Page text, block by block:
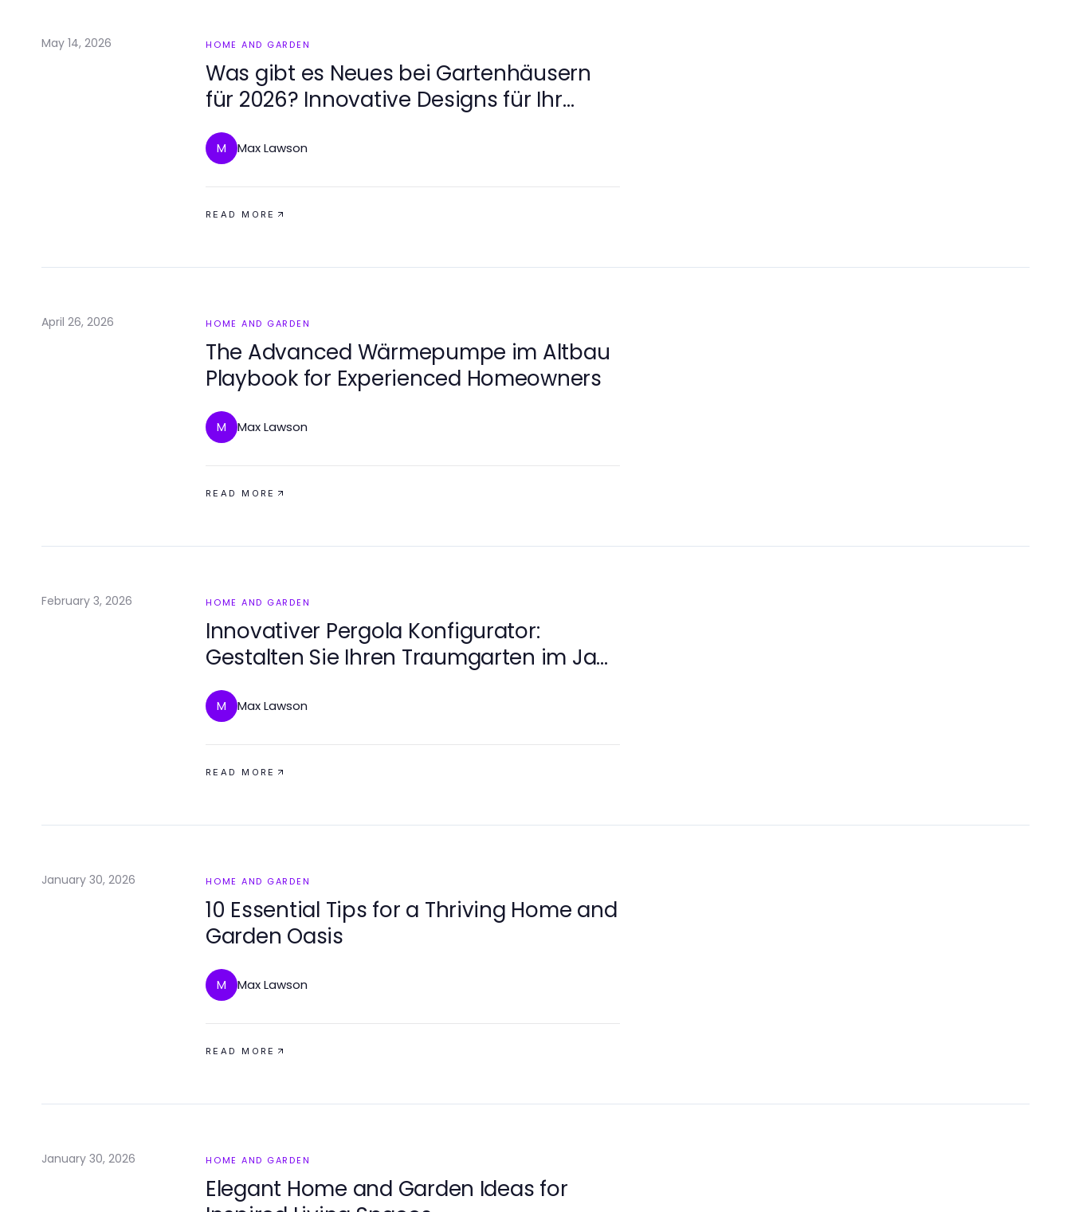
May 14, 2026 HOME AND GARDEN
Was gibt es Neues bei Gartenhäusern
für 2026? Innovative Designs für Ihr
Traumhaus
M Max Lawson
READ MORE
April 26, 2026 HOME AND GARDEN
The Advanced Wärmepumpe im Altbau
Playbook for Experienced Homeowners
M Max Lawson
READ MORE
February 3, 2026 HOME AND GARDEN
Innovativer Pergola Konfigurator:
Gestalten Sie Ihren Traumgarten im Jahr
2026
M Max Lawson
READ MORE
January 30, 2026 HOME AND GARDEN
10 Essential Tips for a Thriving Home and
Garden Oasis
M Max Lawson
READ MORE
January 30, 2026 HOME AND GARDEN
Elegant Home and Garden Ideas for